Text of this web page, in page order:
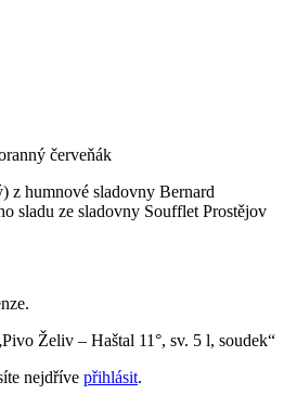
červeňák
z humnové sladovny Bernard
sladu ze sladovny Soufflet Prostějov
Želiv – Haštal 11°, sv. 5 l, soudek“
nejdříve přihlásit.